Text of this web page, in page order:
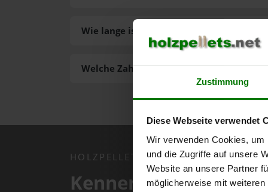
Zustimmung
Diese Webseite verwendet
Wir verwenden Cookies,
und die Zugriffe auf unsere
Website an unsere Partner
möglicherweise mit
Welche Zahlungsarten gibt es?
Wie lange ist die Lieferzeit der Pellets?
HOLZPELLETS.NET APP
Kennen Sie schon